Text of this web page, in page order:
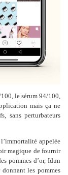
le sérum 94/100,
mais ça ne
sans perturbateurs
appelée
magique de fournir
pommes d’or, Idun
les pommes